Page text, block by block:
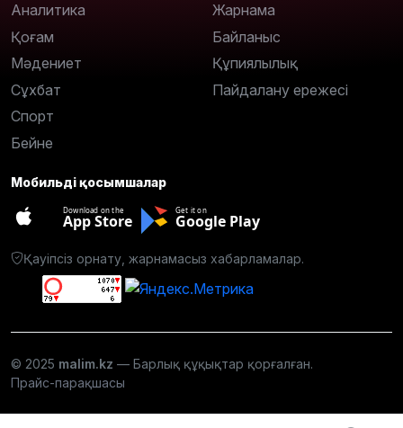
Аналитика
Қоғам
Мәдениет
Сұхбат
Спорт
Бейне
Жарнама
Байланыс
Құпиялылық
Пайдалану ережесі
Мобильді қосымшалар
Download on the
App Store
Get it on
Google Play
Қауіпсіз орнату, жарнамасыз хабарламалар.
© 2025 malim.kz — Барлық құқықтар қорғалған.
Прайс-парақшасы